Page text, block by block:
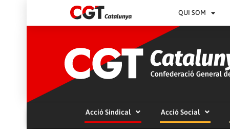
QUI SOM
Acció Sindical Acció Social